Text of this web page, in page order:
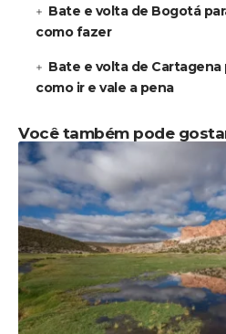
Bate e volta de Bogotá
como fazer
Bate e volta de Cartagena
como ir e vale a pena
Você também pode